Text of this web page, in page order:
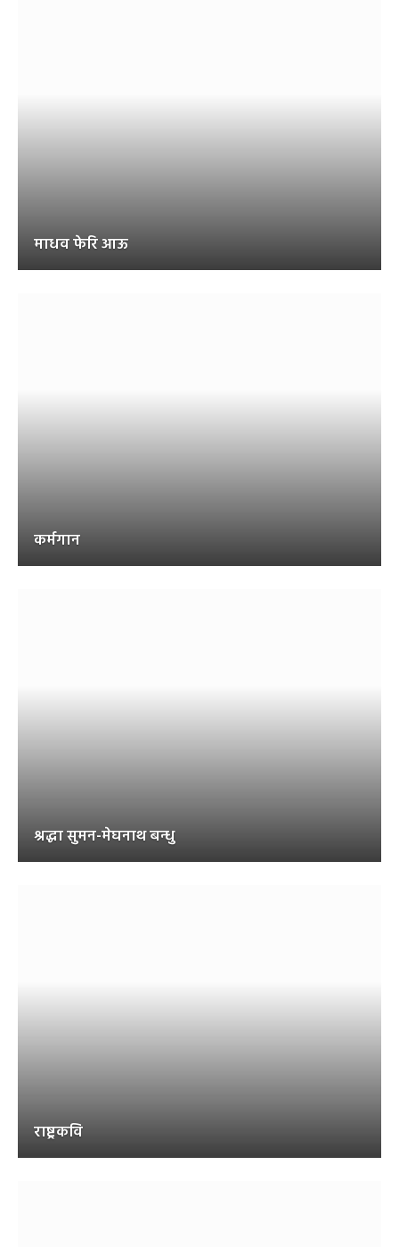
माधव फेरि आऊ
कर्मगान
श्रद्धा सुमन-मेघनाथ बन्धु
राष्ट्रकवि